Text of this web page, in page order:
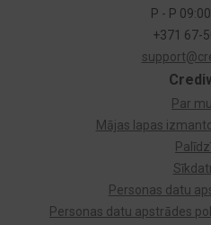
Par
Mājas lapas
Personas datu
Personas datu apstrādes
P - P
+371 67-